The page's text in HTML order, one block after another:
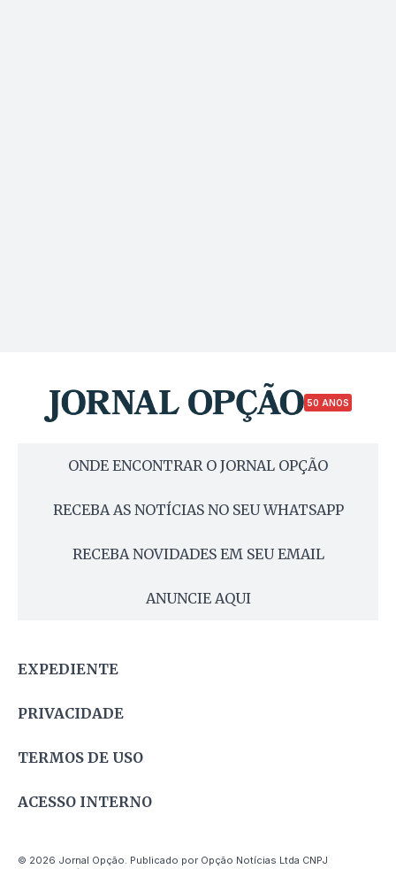
50 ANOS
ONDE ENCONTRAR O JORNAL OPÇÃO
RECEBA AS NOTÍCIAS NO SEU WHATSAPP
RECEBA NOVIDADES EM SEU EMAIL
ANUNCIE AQUI
EXPEDIENTE
PRIVACIDADE
TERMOS DE USO
ACESSO INTERNO
© 2026 Jornal Opção. Publicado por Opção Notícias Ltda CNPJ